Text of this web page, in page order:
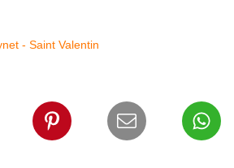
- Saint Valentin